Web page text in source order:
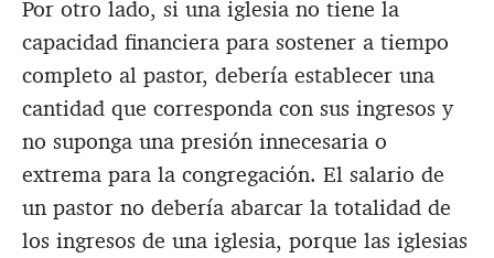
Por otro lado, si una iglesia no tiene la
capacidad financiera para sostener a tiempo
completo al pastor, debería establecer una
cantidad que corresponda con sus ingresos y
no suponga una presión innecesaria o
extrema para la congregación. El salario de
un pastor no debería abarcar la totalidad de
los ingresos de una iglesia, porque las iglesias